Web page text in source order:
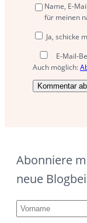
Name, E-
für meinen
Ja, schicke
E-Mail-
Auch möglich:
Abonniere
neue